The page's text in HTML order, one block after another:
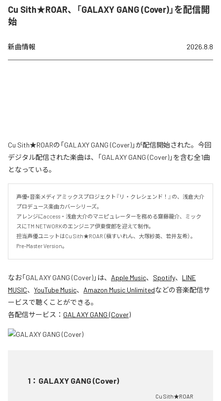
Cu Sith★ROAR、「GALAXY GANG (Cover)」を配信開
始
新曲情報 2026.8.8
Cu Sith★ROARの「GALAXY GANG (Cover)」が配信開始された。今回
デジタル配信された楽曲は、「GALAXY GANG (Cover)」を含む全1曲
となっている。
声優×音楽メディアミックスプロジェクト『リ・クレシェンド！』の、浅倉大介
プロデュース楽曲カバーシリーズ。
アレンジにaccess・浅倉大介のマニピュレーターを務める齋藤龍介、ミック
スにTM NETWORKのエンジニア伊東俊郎を迎えて制作。
担当声優ユニットはCu Sith★ROAR（槇すいれん、大塚紗英、若井友希）。
Pre-Master Version。
なお「GALAXY GANG (Cover)」は、 Apple Music、 Spotify、 LINE
MUSIC、 YouTube Music、 Amazon Music Unlimitedなどの音楽配信サ
ービスで聴くことができる。
各配信サービス： GALAXY GANG (Cover)
1 ： GALAXY GANG (Cover)
Cu Sith★ROAR